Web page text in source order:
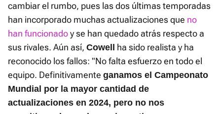
cambiar el rumbo, pues las dos últimas temporadas
han incorporado muchas actualizaciones que no
han funcionadoy se han quedado atrás respecto a
sus rivales. Aún así, Cowell
ha sido realista y ha
reconocido los fallos: "No falta esfuerzo en todo el
equipo. Definitivamente ganamos el Campeonato
Mundial por la mayor cantidad de
actualizaciones en 2024, pero no nos